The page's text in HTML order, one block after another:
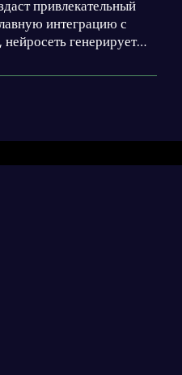
привлекательный
интеграцию с
генерирует
слов.
Разделы